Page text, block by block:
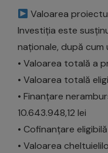
Valoarea
Investiția este
naționale, după cum
• Valoarea totală a
• Valoarea totală
• Finanțare
10.643.948,12 lei
• Cofinanțare
• Valoarea